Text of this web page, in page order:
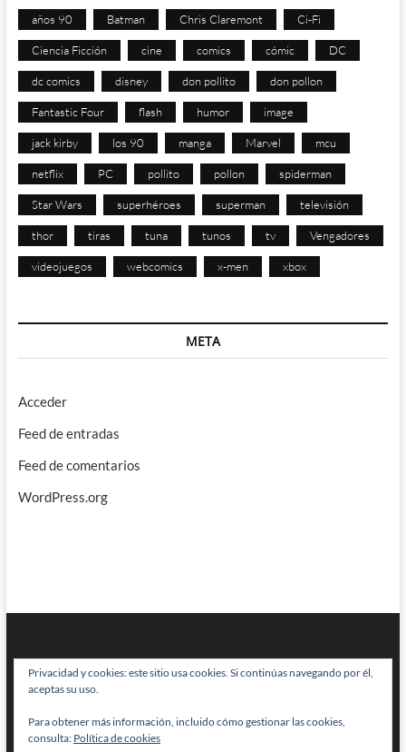
años 90 Batman Chris Claremont Ci-Fi
Ciencia Ficción cine comics cómic DC
dc comics disney don pollito don pollon
Fantastic Four flash humor image
jack kirby los 90 manga Marvel mcu
netflix PC pollito pollon spiderman
Star Wars superhéroes superman televisión
thor tiras tuna tunos tv Vengadores
videojuegos webcomics x-men xbox
META
Acceder
Feed de entradas
Feed de comentarios
WordPress.org
BRAINSTOMPING| Diseñado por:Theme Freesia|WordPress| © Todos
los derechos reservados
Privacidad y cookies: este sitio usa cookies. Si continúas navegando por él,
aceptas su uso.
Para obtener más información, incluido cómo gestionar las cookies,
consulta: Política de cookies